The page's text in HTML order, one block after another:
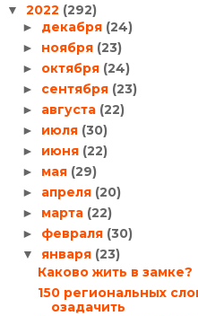
▼ 2022 (292)
► декабря (24)
► ноября (23)
► октября (24)
► сентября (23)
► августа (22)
► июля (30)
► июня (22)
► мая (29)
► апреля (20)
► марта (22)
► февраля (30)
▼ января (23)
Каково жить в замке?
150 региональных
озадачить